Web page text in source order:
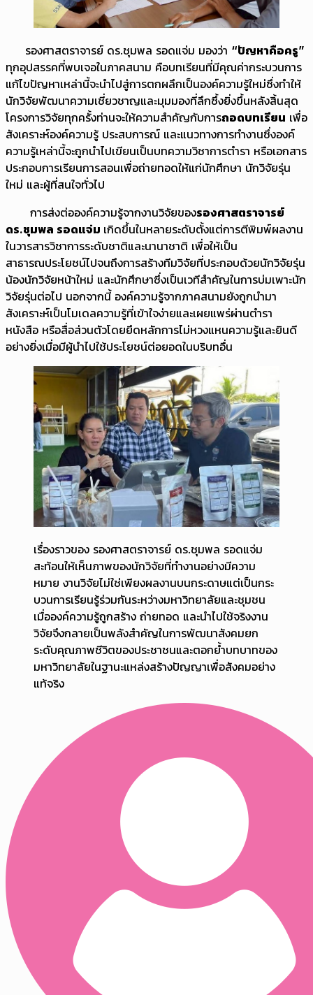
รองศาสตราจารย์ ดร.ชุมพล รอดแจ่ม มองว่า “ปัญหาคือครู”
ทุกอุปสรรคที่พบเจอในภาคสนาม คือบทเรียนที่มีคุณค่ากระบวนการ
แก้ไขปัญหาเหล่านี้จะนำไปสู่การตกผลึกเป็นองค์ความรู้ใหม่ซึ่งทำให้
นักวิจัยพัฒนาความเชี่ยวชาญและมุมมองที่ลึกซึ้งยิ่งขึ้นหลังสิ้นสุด
โครงการวิจัยทุกครั้งท่านจะให้ความสำคัญกับการถอดบทเรียน เพื่อ
สังเคราะห์องค์ความรู้ ประสบการณ์ และแนวทางการทำงานซึ่งองค์
ความรู้เหล่านี้จะถูกนำไปเขียนเป็นบทความวิชาการตำรา หรือเอกสาร
ประกอบการเรียนการสอนเพื่อถ่ายทอดให้แก่นักศึกษา นักวิจัยรุ่น
ใหม่ และผู้ที่สนใจทั่วไป
การส่งต่อองค์ความรู้จากงานวิจัยของรองศาสตราจารย์
ดร.ชุมพล รอดแจ่ม เกิดขึ้นในหลายระดับตั้งแต่การตีพิมพ์ผลงาน
ในวารสารวิชาการระดับชาติและนานาชาติ เพื่อให้เป็น
สาธารณประโยชน์ไปจนถึงการสร้างทีมวิจัยที่ประกอบด้วยนักวิจัยรุ่น
น้องนักวิจัยหน้าใหม่ และนักศึกษาซึ่งเป็นเวทีสำคัญในการบ่มเพาะนัก
วิจัยรุ่นต่อไป นอกจากนี้ องค์ความรู้จากภาคสนามยังถูกนำมา
สังเคราะห์เป็นโมเดลความรู้ที่เข้าใจง่ายและเผยแพร่ผ่านตำรา
หนังสือ หรือสื่อส่วนตัวโดยยึดหลักการไม่หวงแหนความรู้และยินดี
อย่างยิ่งเมื่อมีผู้นำไปใช้ประโยชน์ต่อยอดในบริบทอื่น
เรื่องราวของ รองศาสตราจารย์ ดร.ชุมพล รอดแจ่ม
สะท้อนให้เห็นภาพของนักวิจัยที่ทำงานอย่างมีความ
หมาย งานวิจัยไม่ใช่เพียงผลงานบนกระดาษแต่เป็นกระ
บวนการเรียนรู้ร่วมกันระหว่างมหาวิทยาลัยและชุมชน
เมื่อองค์ความรู้ถูกสร้าง ถ่ายทอด และนำไปใช้จริงงาน
วิจัยจึงกลายเป็นพลังสำคัญในการพัฒนาสังคมยก
ระดับคุณภาพชีวิตของประชาชนและตอกย้ำบทบาทของ
มหาวิทยาลัยในฐานะแหล่งสร้างปัญญาเพื่อสังคมอย่าง
แท้จริง